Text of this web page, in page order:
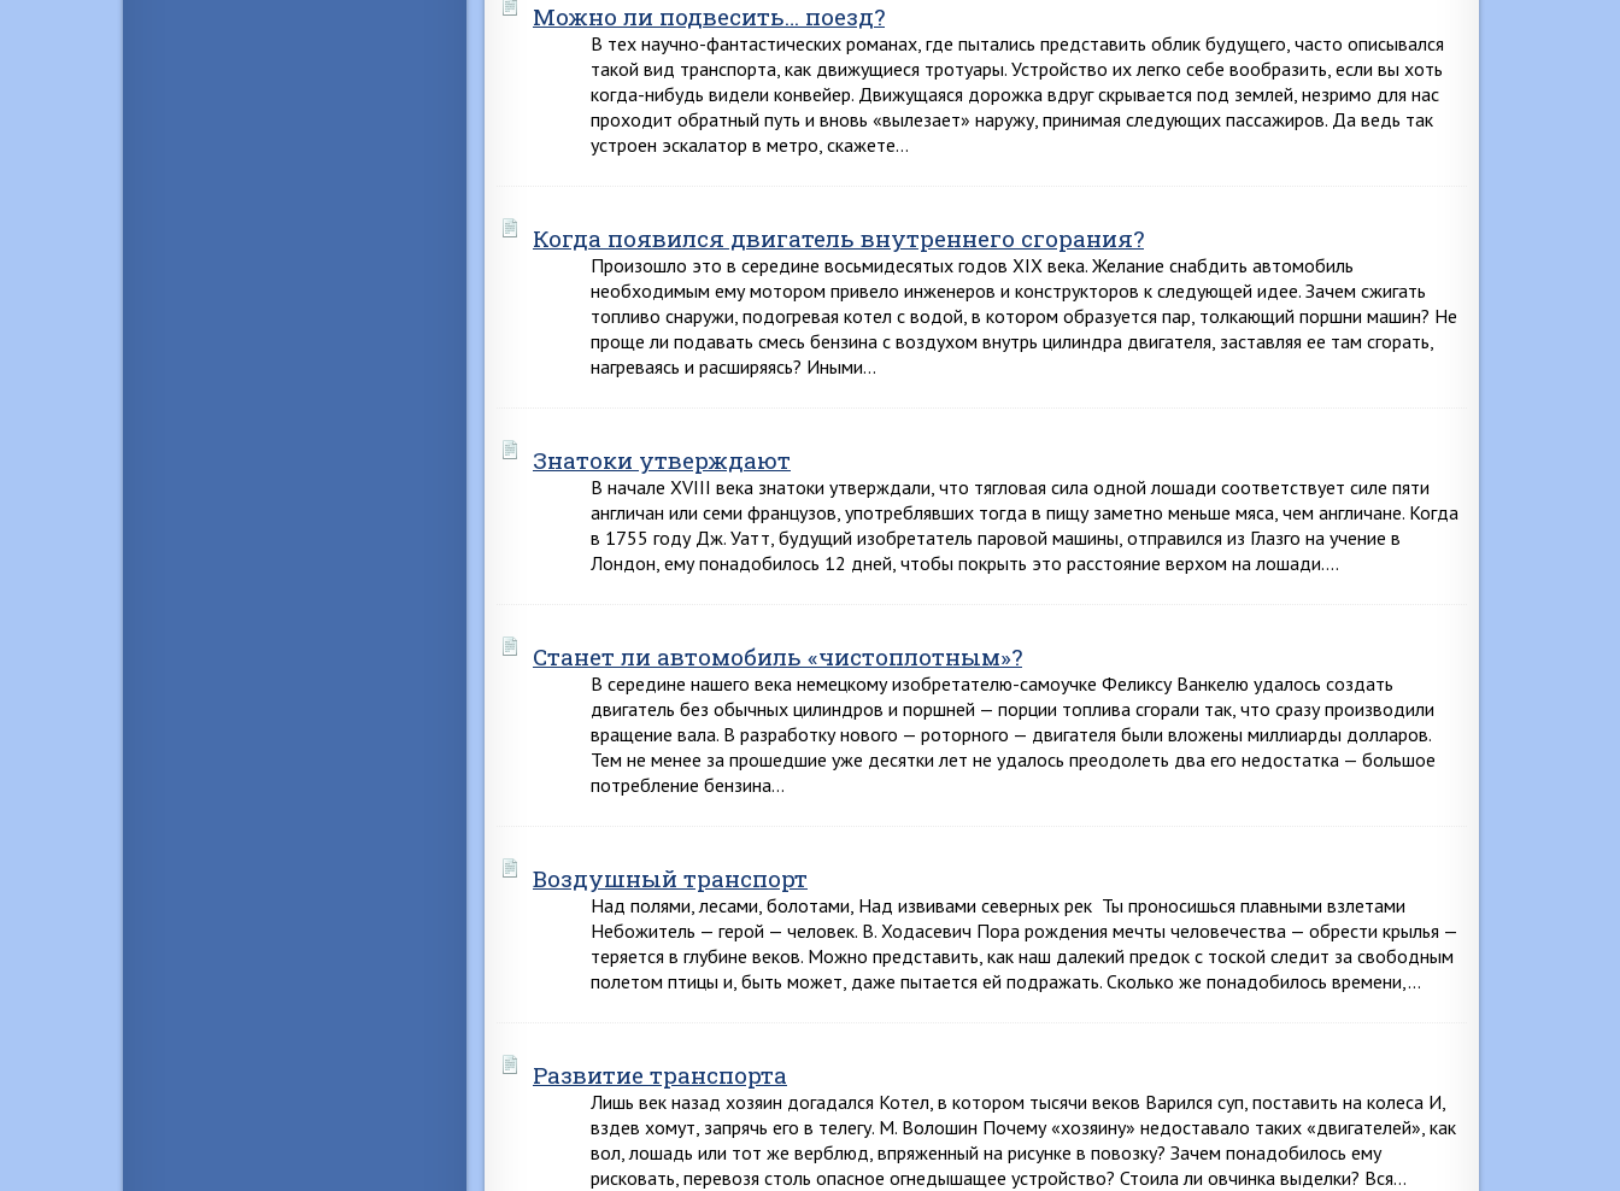
Можно ли подвесить… поезд?
В тех научно-фантастических романах, где пытались представить облик будущего, часто описывался
такой вид транспорта, как движущиеся тротуары. Устройство их легко себе вообразить, если вы хоть
когда-нибудь видели конвейер. Движущаяся дорожка вдруг скрывается под землей, незримо для нас
проходит обратный путь и вновь «вылезает» наружу, принимая следующих пассажиров. Да ведь так
устроен эскалатор в метро, скажете…
Когда появился двигатель внутреннего сгорания?
Произошло это в середине восьмидесятых годов XIX века. Желание снабдить автомобиль
необходимым ему мотором привело инженеров и конструкторов к следующей идее. Зачем сжигать
топливо снаружи, подогревая котел с водой, в котором образуется пар, толкающий поршни машин? Не
проще ли подавать смесь бензина с воздухом внутрь цилиндра двигателя, заставляя ее там сгорать,
нагреваясь и расширяясь? Иными…
Знатоки утверждают
В начале XVIII века знатоки утверждали, что тягловая сила одной лошади соответствует силе пяти
англичан или семи французов, употреблявших тогда в пищу заметно меньше мяса, чем англичане. Когда
в 1755 году Дж. Уатт, будущий изобретатель паровой машины, отправился из Глазго на учение в
Лондон, ему понадобилось 12 дней, чтобы покрыть это расстояние верхом на лошади….
Станет ли автомобиль «чистоплотным»?
В середине нашего века немецкому изобретателю-самоучке Феликсу Ванкелю удалось создать
двигатель без обычных цилиндров и поршней — порции топлива сгорали так, что сразу производили
вращение вала. В разработку нового — роторного — двигателя были вложены миллиарды долларов.
Тем не менее за прошедшие уже десятки лет не удалось преодолеть два его недостатка — большое
потребление бензина…
Воздушный транспорт
Над полями, лесами, болотами, Над извивами северных рек Ты проносишься плавными взлетами
Небожитель — герой — человек. В. Ходасевич Пора рождения мечты человечества — обрести крылья —
теряется в глубине веков. Можно представить, как наш далекий предок с тоской следит за свободным
полетом птицы и, быть может, даже пытается ей подражать. Сколько же понадобилось времени,…
Развитие транспорта
Лишь век назад хозяин догадался Котел, в котором тысячи веков Варился суп, поставить на колеса И,
вздев хомут, запрячь его в телегу. М. Волошин Почему «хозяину» недоставало таких «двигателей», как
вол, лошадь или тот же верблюд, впряженный на рисунке в повозку? Зачем понадобилось ему
рисковать, перевозя столь опасное огнедышащее устройство? Стоила ли овчинка выделки? Вся…